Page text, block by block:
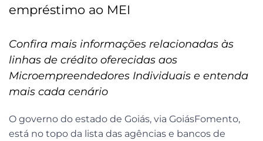
empréstimo ao MEI
Confira mais informações relacionadas às
linhas de crédito oferecidas aos
Microempreendedores Individuais e entenda
mais cada cenário
O governo do estado de Goiás, via GoiásFomento,
está no topo da lista das agências e bancos de